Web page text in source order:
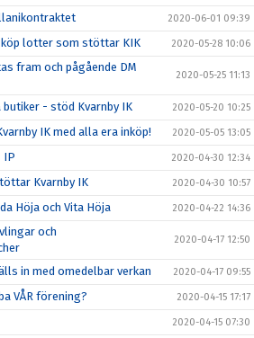
2020-06-01 09:39
lotter som stöttar KIK 2020-05-28 10:06
fram och pågående DM
2020-05-25 11:13
- stöd Kvarnby IK 2020-05-20 10:25
IK med alla era inköp! 2020-05-05 13:05
IP 2020-04-30 12:34
Kvarnby IK 2020-04-30 10:57
Höja och Vita Höja 2020-04-22 14:36
och
2020-04-17 12:50
in med omedelbar verkan 2020-04-17 09:55
VÅR förening? 2020-04-15 17:17
2020-04-15 07:30